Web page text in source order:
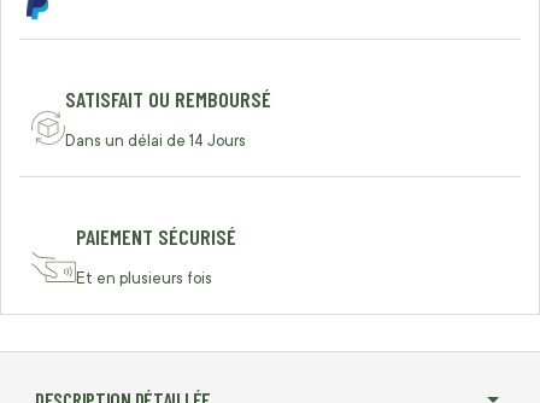
SATISFAIT OU REMBOURSÉ
Dans un délai de 14 Jours
PAIEMENT SÉCURISÉ
Et en plusieurs fois